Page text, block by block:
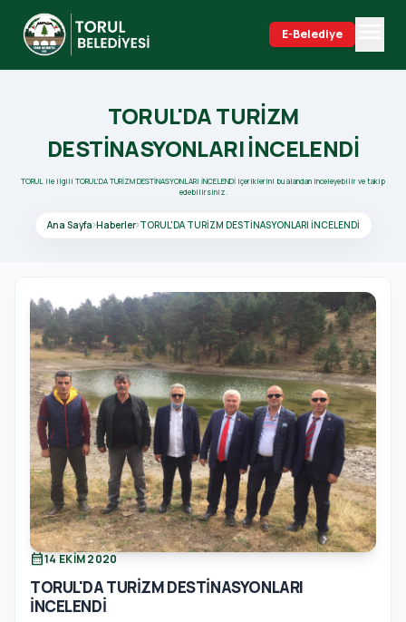
E-Belediye
TORUL'DA TURİZM
DESTİNASYONLARI İNCELENDİ
TORUL ile ilgili TORUL'DA TURİZM DESTİNASYONLARI İNCELENDİ içeriklerini bu alandan inceleyebilir ve takip
edebilirsiniz.
Ana Sayfa Haberler TORUL'DA TURİZM DESTİNASYONLARI İNCELENDİ
calendar_month14 EKIM 2020
TORUL'DA TURİZM DESTİNASYONLARI
İNCELENDİ